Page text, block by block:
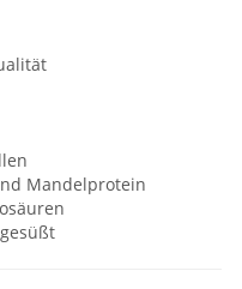
Mandelprotein